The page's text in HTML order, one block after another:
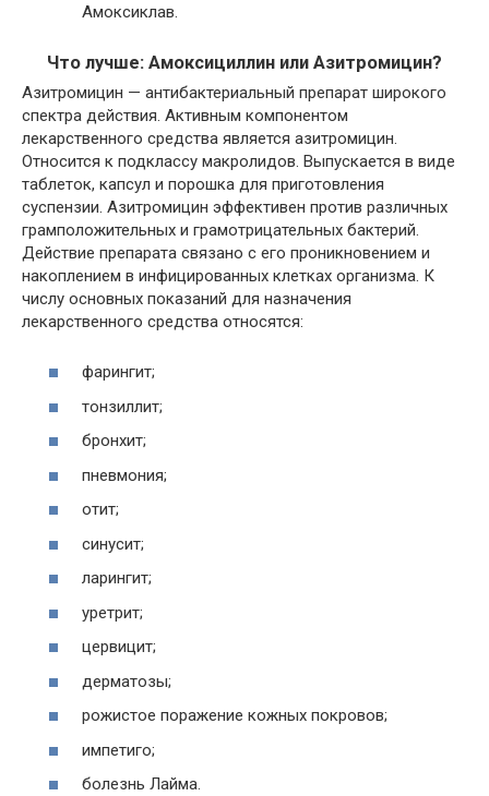
Амоксиклав.
Что лучше: Амоксициллин или Азитромицин?
Азитромицин — антибактериальный препарат широкого
спектра действия. Активным компонентом
лекарственного средства является азитромицин.
Относится к подклассу макролидов. Выпускается в виде
таблеток, капсул и порошка для приготовления
суспензии. Азитромицин эффективен против различных
грамположительных и грамотрицательных бактерий.
Действие препарата связано с его проникновением и
накоплением в инфицированных клетках организма. К
числу основных показаний для назначения
лекарственного средства относятся:
фарингит;
тонзиллит;
бронхит;
пневмония;
отит;
синусит;
ларингит;
уретрит;
цервицит;
дерматозы;
рожистое поражение кожных покровов;
импетиго;
болезнь Лайма.